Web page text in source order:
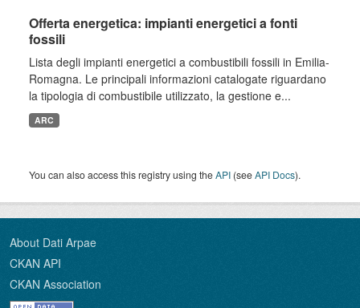
Offerta energetica: impianti energetici a fonti
fossili
Lista degli impianti energetici a combustibili fossili in Emilia-
Romagna. Le principali informazioni catalogate riguardano
la tipologia di combustibile utilizzato, la gestione e...
ARC
You can also access this registry using theAPI (seeAPI Docs).
About Dati Arpae
CKAN API
CKAN Association